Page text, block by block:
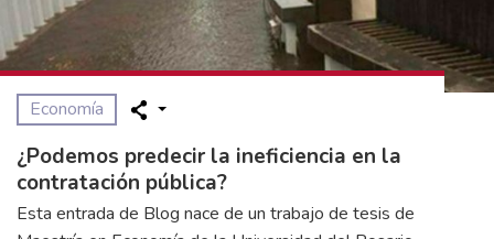
Economía
¿Podemos predecir la ineficiencia en la
contratación pública?
Esta entrada de Blog nace de un trabajo de tesis de